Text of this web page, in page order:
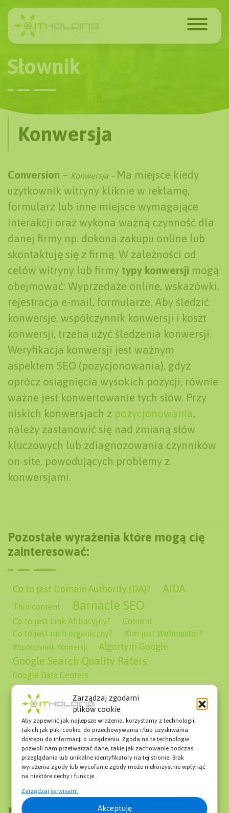
Zarządzaj zgodami
plików cookie
Aby zapewnić jak najlepsze wrażenia, korzystamy z technologii,
takich jak pliki cookie, do przechowywania i/lub uzyskiwania
dostępu do informacji o urządzeniu. Zgoda na te technologie
pozwoli nam przetwarzać dane, takie jak zachowanie podczas
przeglądania lub unikalne identyfikatory na tej stronie. Brak
wyrażenia zgody lub wycofanie zgody może niekorzystnie wpłynąć
na niektóre cechy i funkcje.
Zarządzaj serwisami
Akceptuję
Słownik
Konwersja
Conversion – Konwersja – Ma miejsce kiedy
użytkownik witryny kliknie w reklamę,
formularz lub inne miejsce wymagające
interakcji oraz wykona ważną czynność dla
danej firmy np. dokona zakupu online lub
skontaktuję się z firmą. W zależności od
celów witryny lub firmy typy konwersji mogą
obejmować: Wyprzedaże online, wskazówki,
rejestracja e-mail, formularze. Aby śledzić
konwersje, współczynnik konwersji i koszt
konwersji, trzeba użyć śledzenia konwersji.
Weryfikacja konwersji jest ważnym
aspektem SEO (pozycjonowania), gdyż
oprócz osiągnięcia wysokich pozycji, równie
ważne jest konwertowanie tych słów. Przy
niskich konwersjach z pozycjonowania,
należy zastanowić się nad zmianą słów
kluczowych lub zdiagnozowania czynników
on-site, powodujących problemy z
konwersjami.
Pozostałe wyrażenia które mogą cię
zainteresować:
Co to jest Domain Authority (DA)? AIDA
Thin content Barnacle SEO
Co to jest Link Afiliacyjny?
Content
Co to jest ruch organiczny?
Kim jest Webmaster?
Współczynnik Konwersji Algortym Google
Google Search Quality Raters
Google Data Centers
Co to jest E-commerce?
Czym są czynniki rankingowe?
Co to jest atrybut Dofollow?
Co to jest User Agent?
Co to jest pozycja w Google?
Copywriting – Co to jest?
Czym są opinie w Google?